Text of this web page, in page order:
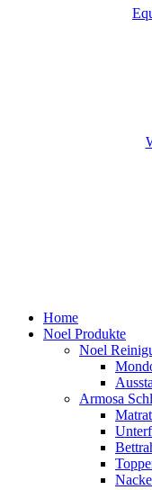
Close
Menu
Home
Noel Produkte
Noel
Armosa